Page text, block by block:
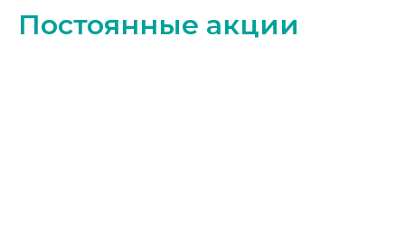
Постоянные акции